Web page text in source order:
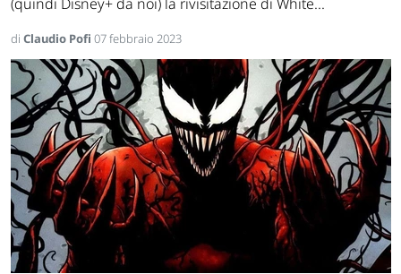
di Claudio Pofi 07 febbraio 2023